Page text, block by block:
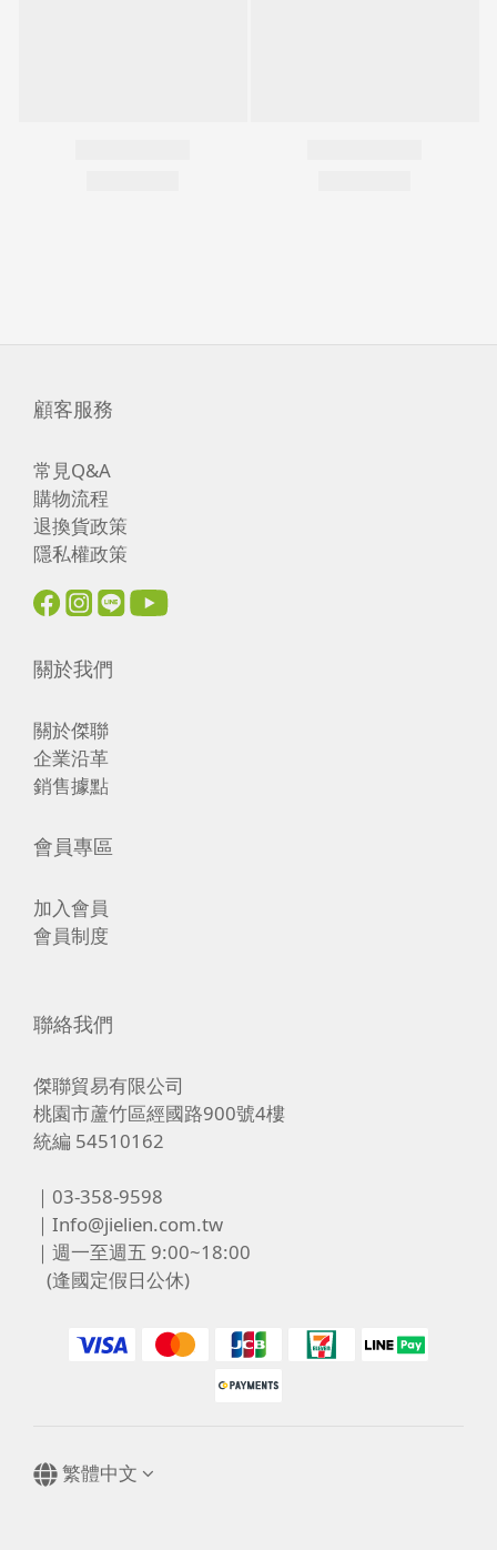
顧客服務
常見Q&A
購物流程
退換貨政策
隱私權政策
關於我們
關於傑聯
企業沿革
銷售據點
會員專區
加入會員
會員制度
聯絡我們
傑聯貿易有限公司
桃園市蘆竹區經國路900號4樓
統編 54510162
｜03-358-9598
｜Info@jielien.com.tw
｜週一至週五 9:00~18:00
(逢國定假日公休)
繁體中文